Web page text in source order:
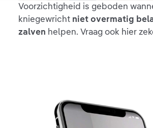
Voorzichtigheid is geboden
kniegewricht niet overmatig
zalven helpen. Vraag ook hier